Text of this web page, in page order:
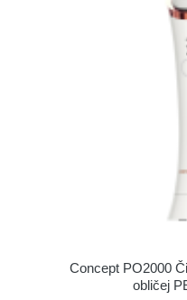
Concept PO2000
obličej